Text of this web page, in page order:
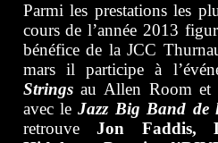
Parmi les prestations les
cours de l’année 2013
bénéfice de la JCC
mars il participe à
Stringsau Allen Room et
avec leJazz Big Band
retrouveJon Faddis,